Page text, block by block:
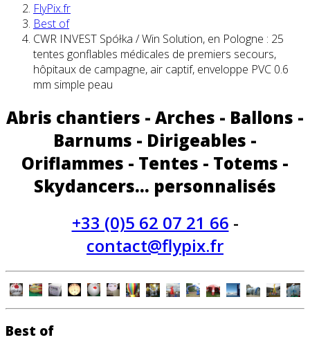
FlyPix.fr
Best of
CWR INVEST Spółka / Win Solution, en Pologne : 25
tentes gonflables médicales de premiers secours,
hôpitaux de campagne, air captif, enveloppe PVC 0.6
mm simple peau
Abris chantiers - Arches - Ballons -
Barnums - Dirigeables -
Oriflammes - Tentes - Totems -
Skydancers... personnalisés
+33 (0)5 62 07 21 66 -
contact@flypix.fr
Best of